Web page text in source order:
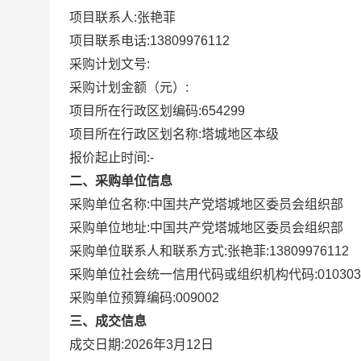
项目联系人:张艳菲
项目联系电话:13809976112
采购计划文号:
采购计划金额（元）:
项目所在行政区划编码:654299
项目所在行政区划名称:塔城地区本级
报价起止时间:-
二、采购单位信息
采购单位名称:中国共产党塔城地区委员会组织部
采购单位地址:中国共产党塔城地区委员会组织部
采购单位联系人和联系方式:张艳菲:13809976112
采购单位社会统一信用代码或组织机构代码:
采购单位预算编码:009002
三、成交信息
成交日期:2026年3月12日